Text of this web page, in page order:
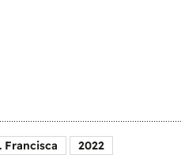
Francisca 2022